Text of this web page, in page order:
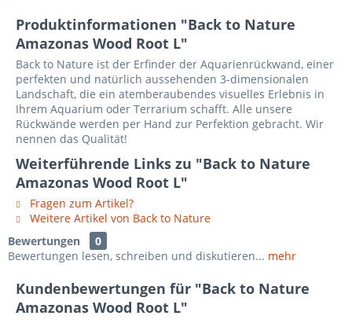
Produktinformationen "Back to Nature
Amazonas Wood Root L"
Back to Nature ist der Erfinder der Aquarienrückwand, einer
perfekten und natürlich aussehenden 3-dimensionalen
Landschaft, die ein atemberaubendes visuelles Erlebnis in
Ihrem Aquarium oder Terrarium schafft. Alle unsere
Rückwände werden per Hand zur Perfektion gebracht. Wir
nennen das Qualität!
Weiterführende Links zu "Back to Nature
Amazonas Wood Root L"
Fragen zum Artikel?
Weitere Artikel von Back to Nature
Bewertungen
0
Bewertungen lesen, schreiben und diskutieren... mehr
Kundenbewertungen für "Back to Nature
Amazonas Wood Root L"